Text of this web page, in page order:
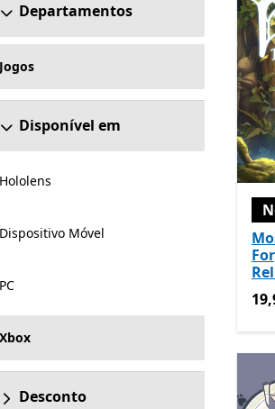
Departamentos
Jogos
Disponível em
Hololens
Dispositivo Móvel
PC
Xbox
Desconto